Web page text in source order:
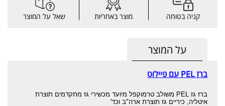
קניה בטוחה מוצר באחריות שאל על המוצר
על המוצר
ברז PEL עם פיילוט
ברז גז PEL משולב טרמוקפל מיועד מכשירי גז מתקדמים תוצרת
איטליה, כיריים גז תוצרת ארה"ב וכד'